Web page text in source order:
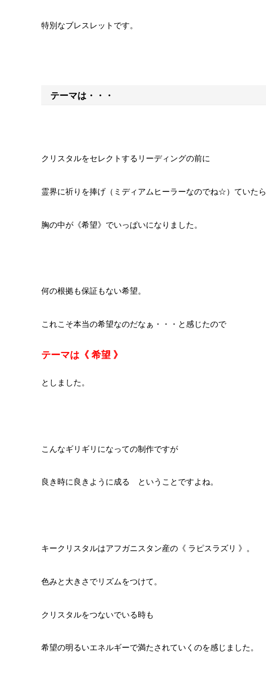
特別なブレスレットです。
テーマは・・・
クリスタルをセレクトするリーディングの前に
霊界に祈りを捧げ（ミディアムヒーラーなのでね☆）ていたら
胸の中が《希望》でいっぱいになりました。
何の根拠も保証もない希望。
これこそ本当の希望なのだなぁ・・・と感じたので
テーマは 《 希望 》
としました。
こんなギリギリになっての制作ですが
良き時に良きように成る ということですよね。
キークリスタルはアフガニスタン産の《 ラピスラズリ 》。
色みと大きさでリズムをつけて。
クリスタルをつないでいる時も
希望の明るいエネルギーで満たされていくのを感じました。